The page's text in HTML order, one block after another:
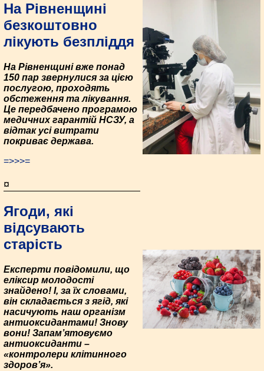
На Рівненщині
безкоштовно
лікують безпліддя
На Рівненщині вже понад
150 пар звернулися за цією
послугою, проходять
обстеження та лікування.
Це передбачено програмою
медичних гарантій НСЗУ, а
відтак усі витрати
покриває держава.
=>>>=
¤
Ягоди, які
відсувають
старість
Експерти повідомили, що
еліксир молодості
знайдено! І, за їх словами,
він складається з ягід, які
насичують наш організм
антиоксидантами! Знову
вони! Запам’ятовуємо
антиоксиданти –
«контролери клітинного
здоров’я».